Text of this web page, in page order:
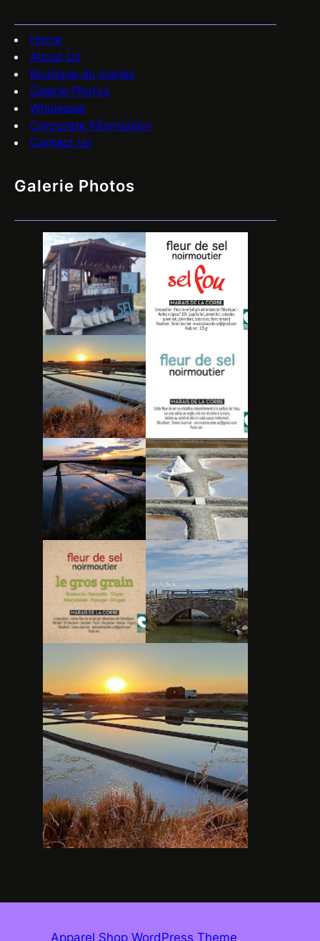
Home
About Us
Boutique du marais
Galerie Photos
Wholesale
Corporate Information
Contact Us
Galerie Photos
Apparel Shop WordPress Theme.